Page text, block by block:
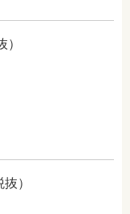
）